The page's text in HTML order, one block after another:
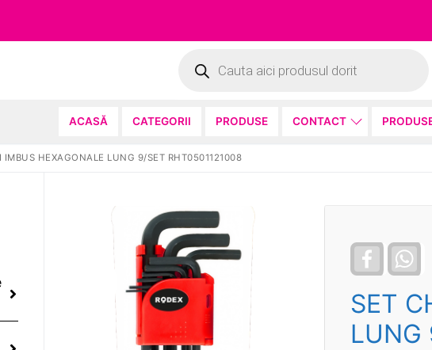
search
ACASĂ CATEGORII PRODUSE CONTACT
IMBUS HEXAGONALE LUNG 9/SET RHT0501121008
Facebook
SET
LUNG